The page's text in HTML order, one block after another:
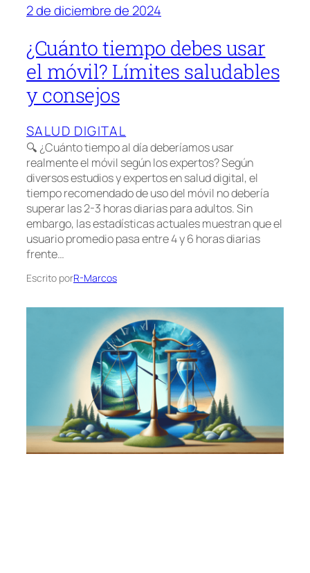
2 de diciembre de 2024
¿Cuánto tiempo debes usar
el móvil? Límites saludables
y consejos
SALUD DIGITAL
🔍 ¿Cuánto tiempo al día deberíamos usar
realmente el móvil según los expertos? Según
diversos estudios y expertos en salud digital, el
tiempo recomendado de uso del móvil no debería
superar las 2-3 horas diarias para adultos. Sin
embargo, las estadísticas actuales muestran que el
usuario promedio pasa entre 4 y 6 horas diarias
frente…
Escrito porR-Marcos